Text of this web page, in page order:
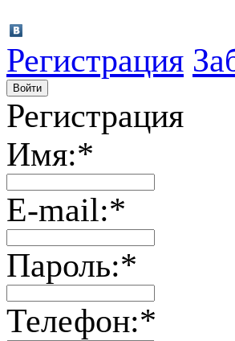
Регистрация
Регистрация
Имя:*
E-mail:*
Пароль:*
Телефон:*